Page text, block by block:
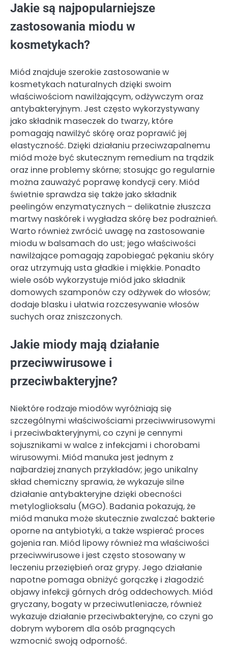
Jakie są najpopularniejsze
zastosowania miodu w
kosmetykach?
Miód znajduje szerokie zastosowanie w
kosmetykach naturalnych dzięki swoim
właściwościom nawilżającym, odżywczym oraz
antybakteryjnym. Jest często wykorzystywany
jako składnik maseczek do twarzy, które
pomagają nawilżyć skórę oraz poprawić jej
elastyczność. Dzięki działaniu przeciwzapalnemu
miód może być skutecznym remedium na trądzik
oraz inne problemy skórne; stosując go regularnie
można zauważyć poprawę kondycji cery. Miód
świetnie sprawdza się także jako składnik
peelingów enzymatycznych – delikatnie złuszcza
martwy naskórek i wygładza skórę bez podrażnień.
Warto również zwrócić uwagę na zastosowanie
miodu w balsamach do ust; jego właściwości
nawilżające pomagają zapobiegać pękaniu skóry
oraz utrzymują usta gładkie i miękkie. Ponadto
wiele osób wykorzystuje miód jako składnik
domowych szamponów czy odżywek do włosów;
dodaje blasku i ułatwia rozczesywanie włosów
suchych oraz zniszczonych.
Jakie miody mają działanie
przeciwwirusowe i
przeciwbakteryjne?
Niektóre rodzaje miodów wyróżniają się
szczególnymi właściwościami przeciwwirusowymi
i przeciwbakteryjnymi, co czyni je cennymi
sojusznikami w walce z infekcjami i chorobami
wirusowymi. Miód manuka jest jednym z
najbardziej znanych przykładów; jego unikalny
skład chemiczny sprawia, że wykazuje silne
działanie antybakteryjne dzięki obecności
metyloglioksalu (MGO). Badania pokazują, że
miód manuka może skutecznie zwalczać bakterie
oporne na antybiotyki, a także wspierać proces
gojenia ran. Miód lipowy również ma właściwości
przeciwwirusowe i jest często stosowany w
leczeniu przeziębień oraz grypy. Jego działanie
napotne pomaga obniżyć gorączkę i złagodzić
objawy infekcji górnych dróg oddechowych. Miód
gryczany, bogaty w przeciwutleniacze, również
wykazuje działanie przeciwbakteryjne, co czyni go
dobrym wyborem dla osób pragnących
wzmocnić swoją odporność.